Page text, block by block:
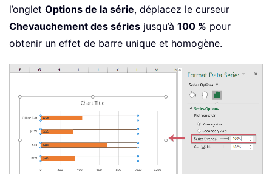
l’onglet Options de la série, déplacez le curseur
Chevauchement des séries jusqu’à 100 % pour
obtenir un effet de barre unique et homogène.